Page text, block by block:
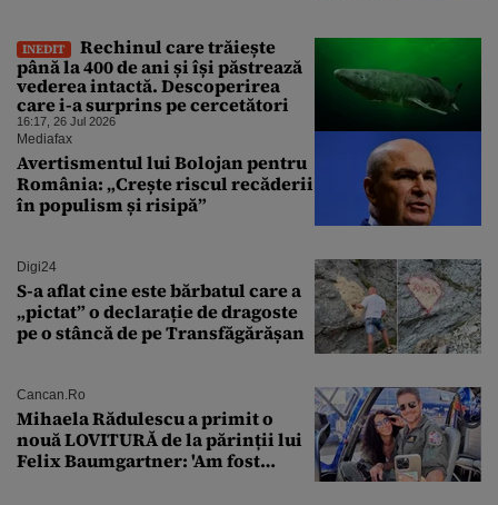
INEDIT
Rechinul care trăiește
până la 400 de ani și își păstrează
vederea intactă. Descoperirea
care i-a surprins pe cercetători
16:17, 26 Jul 2026
Mediafax
Avertismentul lui Bolojan pentru
România: „Crește riscul recăderii
în populism și risipă”
Digi24
S-a aflat cine este bărbatul care a
„pictat” o declarație de dragoste
pe o stâncă de pe Transfăgărășan
Cancan.ro
Mihaela Rădulescu a primit o
nouă LOVITURĂ de la părinții lui
Felix Baumgartner: 'Am fost